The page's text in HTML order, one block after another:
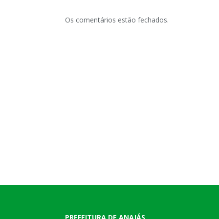
Os comentários estão fechados.